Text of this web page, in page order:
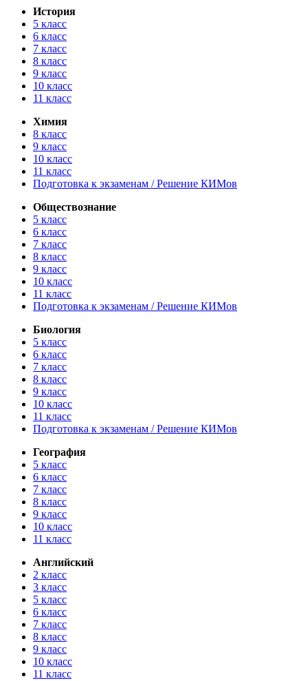
История
5 класс
6 класс
7 класс
8 класс
9 класс
10 класс
11 класс
Химия
8 класс
9 класс
10 класс
11 класс
Подготовка к экзаменам / Решение КИМов
Обществознание
5 класс
6 класс
7 класс
8 класс
9 класс
10 класс
11 класс
Подготовка к экзаменам / Решение КИМов
Биология
5 класс
6 класс
7 класс
8 класс
9 класс
10 класс
11 класс
Подготовка к экзаменам / Решение КИМов
География
5 класс
6 класс
7 класс
8 класс
9 класс
10 класс
11 класс
Английский
2 класс
3 класс
5 класс
6 класс
7 класс
8 класс
9 класс
10 класс
11 класс